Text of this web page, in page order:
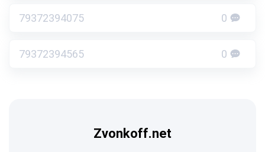
79372394075 0
79372394565 0
Zvonkoff.net